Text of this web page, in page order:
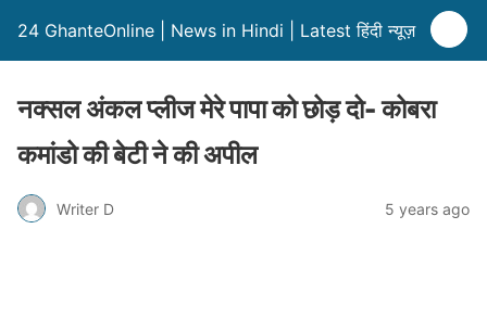
24 GhanteOnline | News in Hindi | Latest हिंदी न्यूज़
नक्सल अंकल प्लीज मेरे पापा को छोड़ दो- कोबरा
कमांडो की बेटी ने की अपील
Writer D 5 years ago